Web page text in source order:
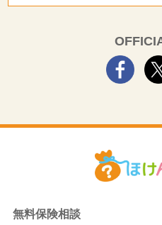
無料保険相談